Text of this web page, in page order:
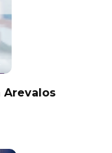
Arevalos